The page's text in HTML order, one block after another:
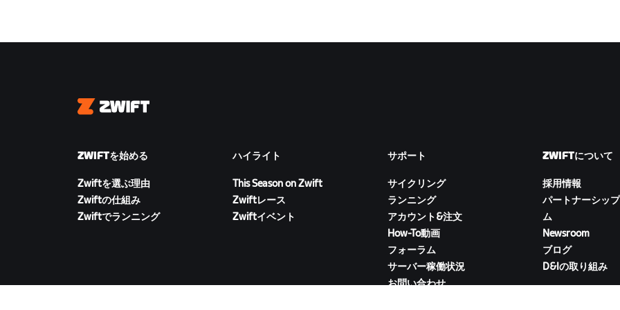
Zwift
ZWIFTを始める
Zwiftを選ぶ理由
Zwiftの仕組み
Zwiftでランニング
ハイライト
This Season on Zwift
Zwiftレース
Zwiftイベント
サポート
サイクリング
ランニング
アカウント&注文
How-To動画
フォーラム
サーバー稼働状況
お問い合わせ
ZWIFTについて
採用情報
パートナーシッ
ム
Newsroom
ブログ
D&Iの取り組み